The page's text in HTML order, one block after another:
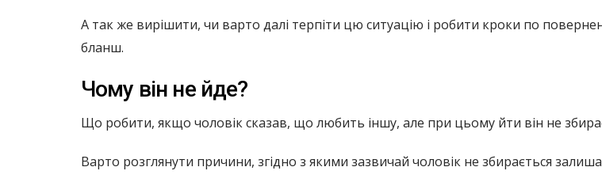
А так же вирішити, чи варто далі терпіти цю ситуацію і робити кроки по
бланш.
Чому він не йде?
Що робити, якщо чоловік сказав, що любить іншу, але при цьому йти він не
Варто розглянути причини, згідно з якими зазвичай чоловік не збирається